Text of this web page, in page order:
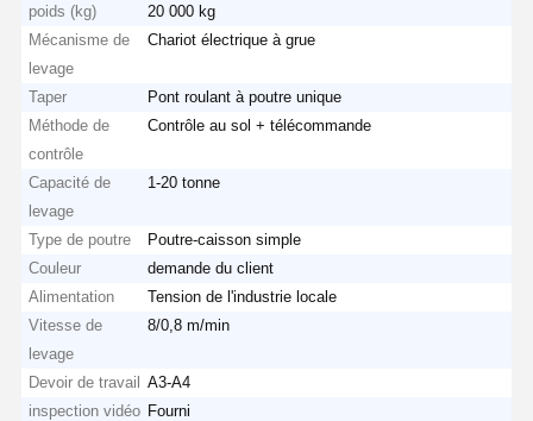
poids (kg)
20 000 kg
Mécanisme de
levage
Chariot électrique à grue
Taper
Pont roulant à poutre unique
Méthode de
contrôle
Contrôle au sol + télécommande
Capacité de
levage
1-20 tonne
Type de poutre
Poutre-caisson simple
Couleur
demande du client
Alimentation
Tension de l'industrie locale
Vitesse de
levage
8/0,8 m/min
Devoir de travail
A3-A4
inspection vidéo Fourni